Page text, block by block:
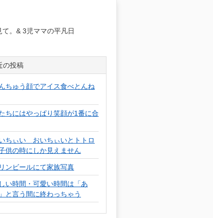
。& 3児ママの平凡日
の投稿
ちゅう顔でアイス食べとんね
ちにはやっぱり笑顔が1番に合
ちぃい おいちぃいとトトロ
供の時にしか見えません
ンビールにて家族写真
い時間・可愛い時間は「あ
と言う間に終わっちゃう